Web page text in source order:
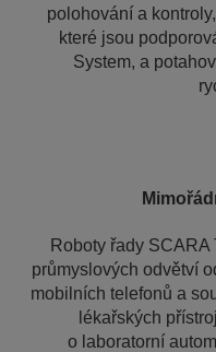
polohování a
které jsou
System, a
Roboty řady
průmyslových odvětví
mobilních telefonů a
lékařských
o laboratorní